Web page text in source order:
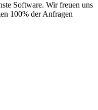
Software. Wir freuen uns
100% der Anfragen